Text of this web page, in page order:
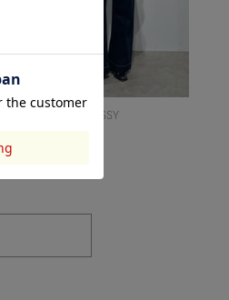
AZUL BY MOUSSY